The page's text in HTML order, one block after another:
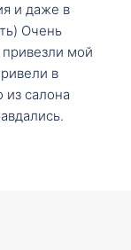
и даже в
Очень
мой
в
салона